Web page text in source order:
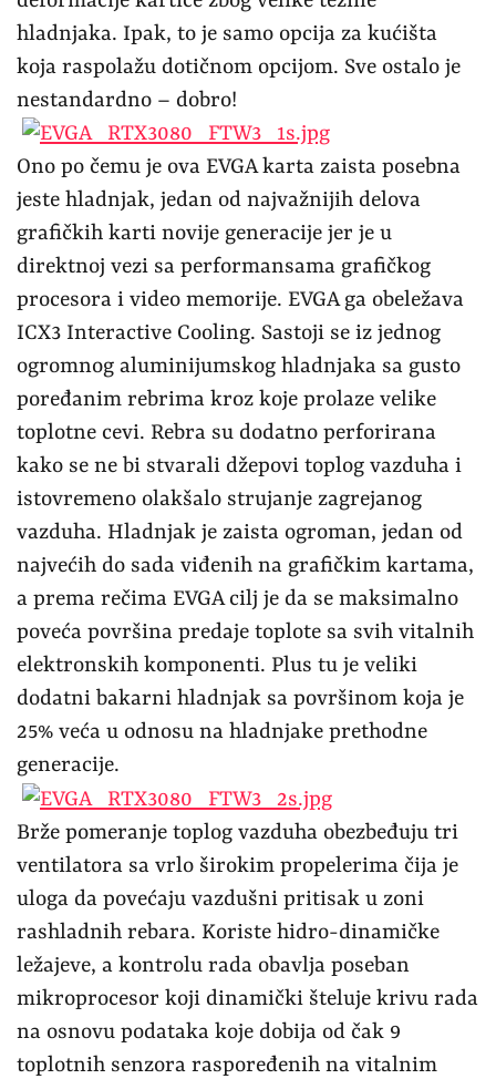
hladnjaka. Ipak, to je samo opcija za kućišta
koja raspolažu dotičnom opcijom. Sve ostalo je
nestandardno – dobro!
Ono po čemu je ova EVGA karta zaista posebna
jeste hladnjak, jedan od najvažnijih delova
grafičkih karti novije generacije jer je u
direktnoj vezi sa performansama grafičkog
procesora i video memorije. EVGA ga obeležava
ICX3 Interactive Cooling. Sastoji se iz jednog
ogromnog aluminijumskog hladnjaka sa gusto
poređanim rebrima kroz koje prolaze velike
toplotne cevi. Rebra su dodatno perforirana
kako se ne bi stvarali džepovi toplog vazduha i
istovremeno olakšalo strujanje zagrejanog
vazduha. Hladnjak je zaista ogroman, jedan od
najvećih do sada viđenih na grafičkim kartama,
a prema rečima EVGA cilj je da se maksimalno
poveća površina predaje toplote sa svih vitalnih
elektronskih komponenti. Plus tu je veliki
dodatni bakarni hladnjak sa površinom koja je
25% veća u odnosu na hladnjake prethodne
generacije.
Brže pomeranje toplog vazduha obezbeđuju tri
ventilatora sa vrlo širokim propelerima čija je
uloga da povećaju vazdušni pritisak u zoni
rashladnih rebara. Koriste hidro-dinamičke
ležajeve, a kontrolu rada obavlja poseban
mikroprocesor koji dinamički šteluje krivu rada
na osnovu podataka koje dobija od čak 9
toplotnih senzora raspoređenih na vitalnim